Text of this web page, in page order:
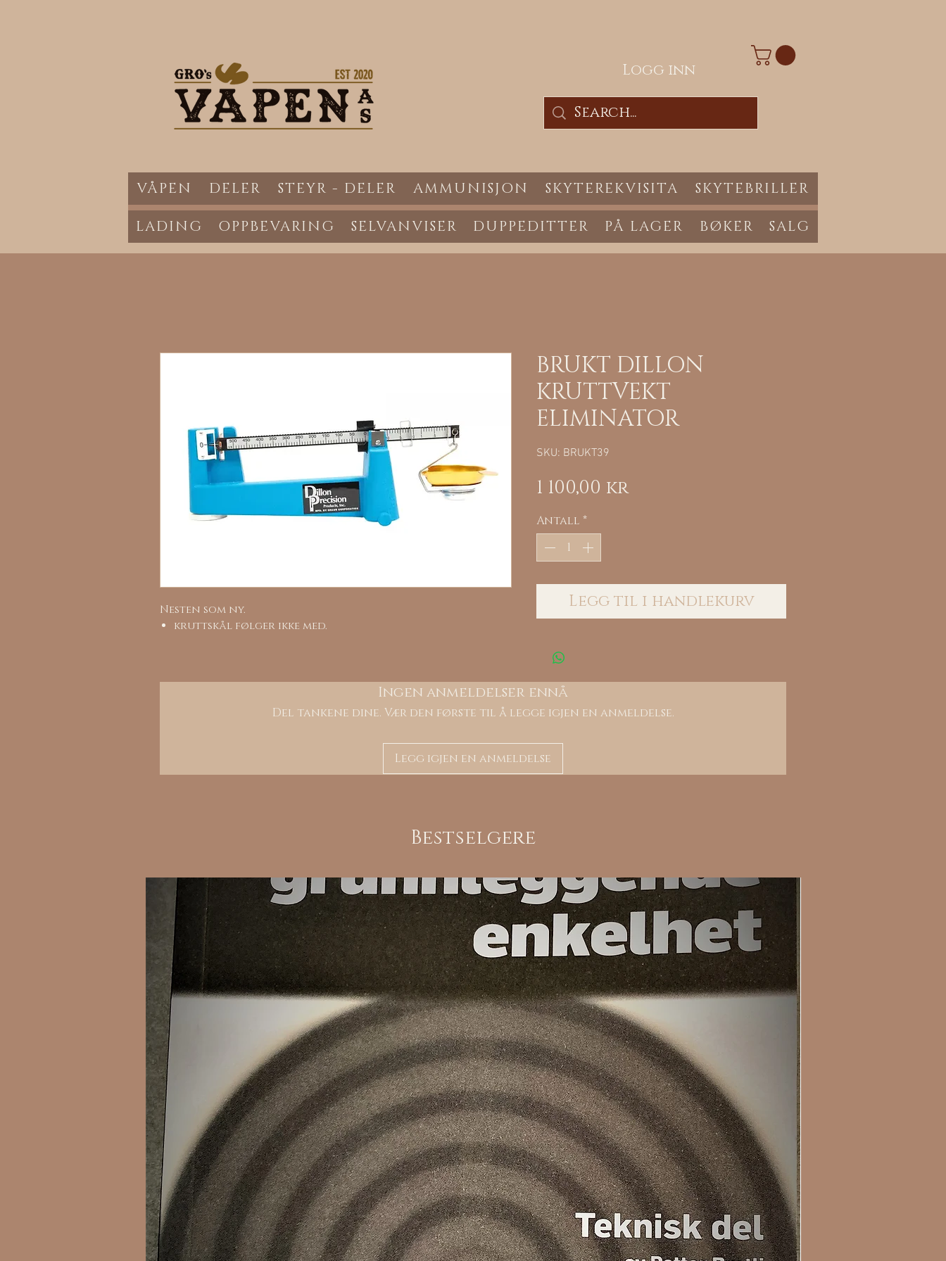
Logg inn
VÅPEN DELER STEYR - DELER AMMUNISJON SKYTEREKVISITA SKYTEBRILLER
LADING OPPBEVARING SELVANVISER DUPPEDITTER PÅ LAGER BØKER SALG
Nesten som ny.
kruttskål følger ikke med.
BRUKT DILLON
KRUTTVEKT
ELIMINATOR
SKU: BRUKT39
1 100,00 krPris
Antall *
Legg til i handlekurv
Ingen anmeldelser ennå
Del tankene dine. Vær den første til å legge igjen en anmeldelse.
Legg igjen en anmeldelse
Bestselgere